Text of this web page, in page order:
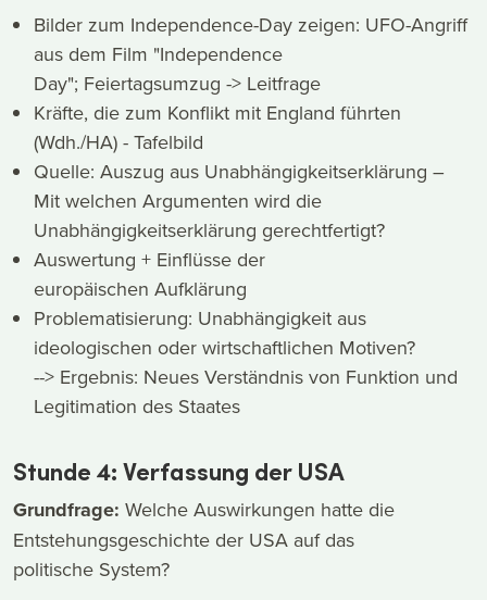
Bilder zum Independence-Day zeigen: UFO-Angriff
aus dem Film "Independence
Day"; Feiertagsumzug -> Leitfrage
Kräfte, die zum Konflikt mit England führten
(Wdh./HA) - Tafelbild
Quelle: Auszug aus Unabhängigkeitserklärung –
Mit welchen Argumenten wird die
Unabhängigkeitserklärung gerechtfertigt?
Auswertung + Einflüsse der
europäischen Aufklärung
Problematisierung: Unabhängigkeit aus
ideologischen oder wirtschaftlichen Motiven?
--> Ergebnis: Neues Verständnis von Funktion und
Legitimation des Staates
Stunde 4: Verfassung der USA
Grundfrage: Welche Auswirkungen hatte die
Entstehungsgeschichte der USA auf das
politische System?